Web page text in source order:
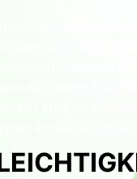
deine
Mit NVIDIA
Projekte